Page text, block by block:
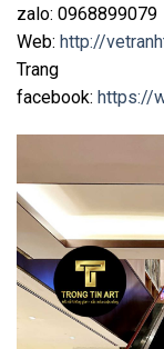
zalo: 0968899079
Web: http://
Trang
facebook: https://